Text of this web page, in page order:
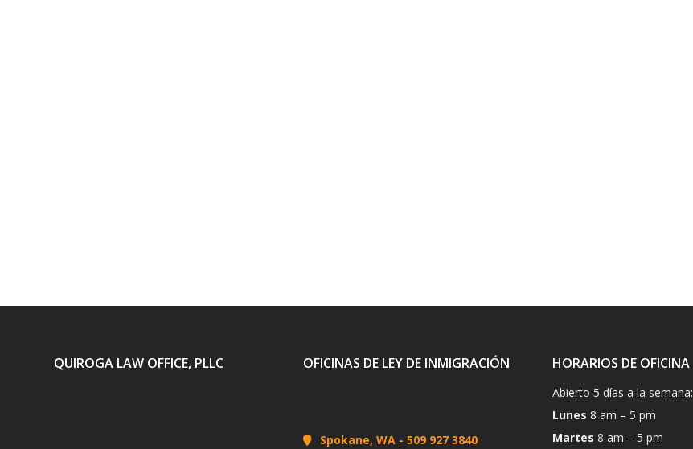
QUIROGA LAW OFFICE, PLLC OFICINAS DE LEY DE INMIGRACIÓN
Spokane, WA - 509 927 3840
HORARIOS DE OFICINA
Abierto 5 días a la semana:
Lunes 8 am – 5 pm
Martes 8 am – 5 pm